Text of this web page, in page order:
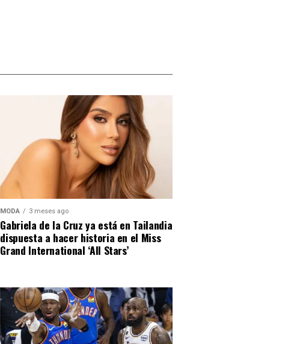
MODA 3 meses ago
Gabriela de la Cruz ya está en Tailandia
dispuesta a hacer historia en el Miss
Grand International ‘All Stars’